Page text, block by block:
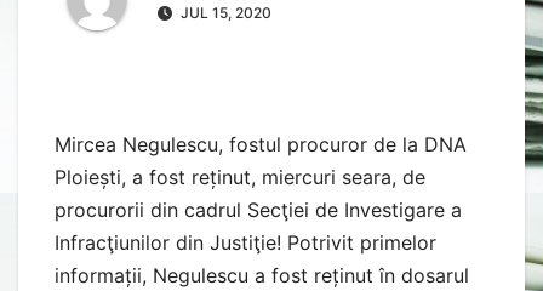
JUL 15, 2020
Mircea Negulescu, fostul procuror de la DNA
Ploiești, a fost reținut, miercuri seara, de
procurorii din cadrul Secţiei de Investigare a
Infracţiunilor din Justiţie! Potrivit primelor
informații, Negulescu a fost reținut în dosarul